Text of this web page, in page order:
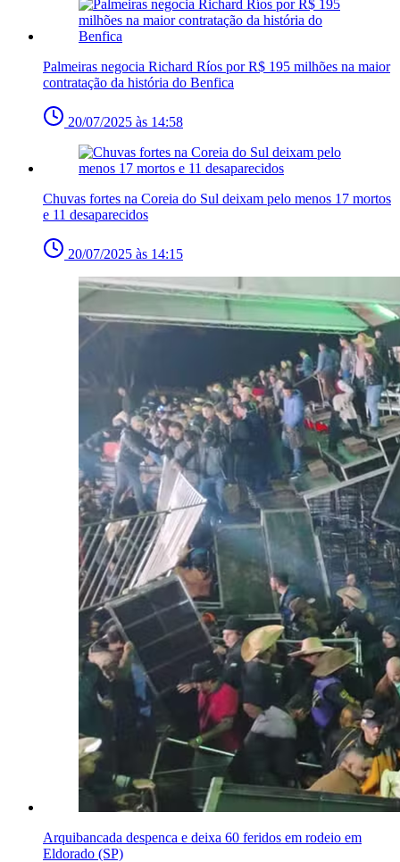
Palmeiras negocia Richard Ríos por R$ 195 milhões na maior
contratação da história do Benfica
20/07/2025 às 14:58
Chuvas fortes na Coreia do Sul deixam pelo menos 17 mortos
e 11 desaparecidos
20/07/2025 às 14:15
Arquibancada despenca e deixa 60 feridos em rodeio em
Eldorado (SP)